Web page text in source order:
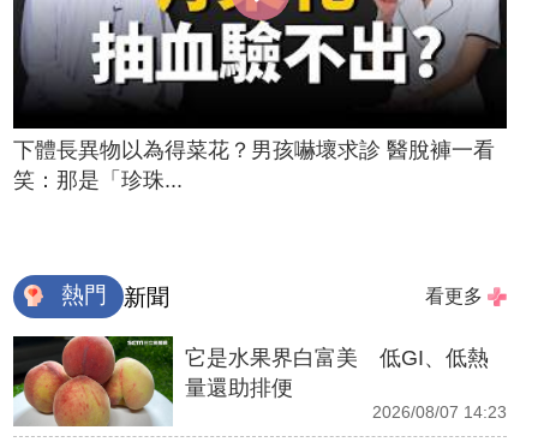
下體長異物以為得菜花？男孩嚇壞求診 醫脫褲一看
笑：那是「珍珠...
熱門 新聞 看更多
它是水果界白富美 低GI、低熱
量還助排便
2026/08/07 14:23